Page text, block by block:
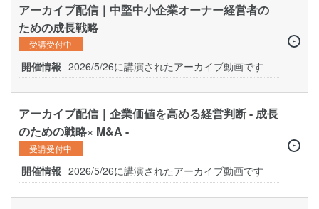
アーカイブ配信｜中堅中小企業オーナー経営者の
ための成長戦略
受講受付中
開催情報 2026/5/26に講演されたアーカイブ動画です
アーカイブ配信｜企業価値を高める経営判断 - 成長
のための戦略× M&A -
受講受付中
開催情報 2026/5/26に講演されたアーカイブ動画です